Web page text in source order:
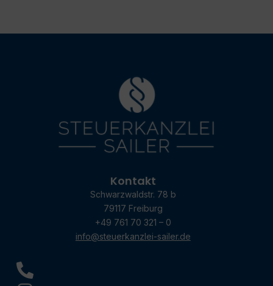
Kontakt
Schwarzwaldstr. 78 b
79117 Freiburg
+49 761 70 321 – 0
info@steuerkanzlei-sailer.de